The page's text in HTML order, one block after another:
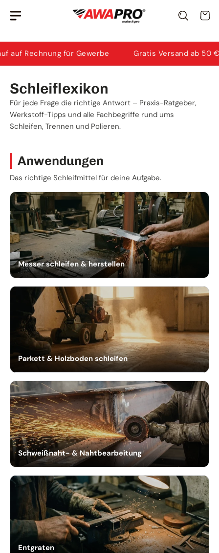
Zum
für Gewerbe Gratis Versand ab 50 €*
Schleiflexikon
Für jede Frage die richtige Antwort – Praxis-Ratgeber,
Werkstoff-Tipps und alle Fachbegriffe rund ums
Schleifen, Trennen und Polieren.
Anwendungen
Das richtige Schleifmittel für deine Aufgabe.
Messer schleifen & herstellen
Parkett & Holzboden schleifen
Schweißnaht- & Nahtbearbeitung
Entgraten
· KI-Berater